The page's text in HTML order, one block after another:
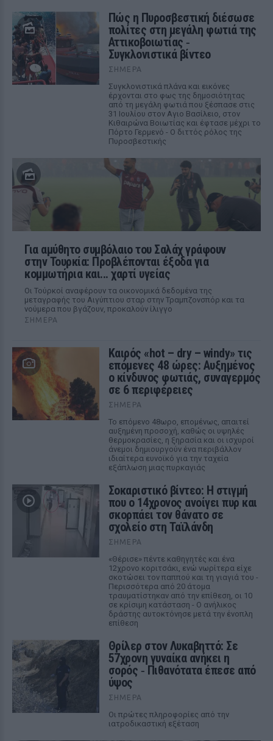
Πώς η Πυροσβεστική διέσωσε
πολίτες στη μεγάλη φωτιά της
Αττικοβοιωτίας ‑
Συγκλονιστικά βίντεο
ΣΉΜΕΡΑ
Συγκλονιστικά πλάνα και εικόνες
έρχονται στο φως της δημοσιότητας
από τη μεγάλη φωτιά που ξέσπασε στις
31 Ιουλίου στον Αγιο Βασίλειο, στον
Κιθαιρώνα Βοιωτίας και έφτασε μέχρι το
Πόρτο Γερμενό - Ο διττός ρόλος της
Πυροσβεστικής
Για αμύθητο συμβόλαιο του Σαλάχ γράφουν
στην Τουρκία: Προβλέπονται έξοδα για
κομμωτήρια και... χαρτί υγείας
Οι Τούρκοί αναφέρουν τα οικονομικά δεδομένα της
μεταγραφής του Αιγύπτιου σταρ στην Τραμπζονσπόρ και τα
νούμερα που βγάζουν, προκαλούν ίλιγγο
ΣΉΜΕΡΑ
Καιρός «hot – dry – windy» τις
επόμενες 48 ώρες: Αυξημένος
ο κίνδυνος φωτιάς, συναγερμός
σε 6 περιφέρειες
ΣΉΜΕΡΑ
Το επόμενο 48ωρο, επομένως, απαιτεί
αυξημένη προσοχή, καθώς οι υψηλές
θερμοκρασίες, η ξηρασία και οι ισχυροί
άνεμοι δημιουργούν ένα περιβάλλον
ιδιαίτερα ευνοϊκό για την ταχεία
εξάπλωση μιας πυρκαγιάς
Σοκαριστικό βίντεο: Η στιγμή
που ο 14χρονος ανοίγει πυρ και
σκορπάει τον θάνατο σε
σχολείο στη Ταϊλάνδη
ΣΉΜΕΡΑ
«Θέρισε» πέντε καθηγητές και ένα
12χρονο κοριτσάκι, ενώ νωρίτερα είχε
σκοτώσει τον παππού και τη γιαγιά του -
Περισσότερα από 20 άτομα
τραυματίστηκαν από την επίθεση, οι 10
σε κρίσιμη κατάσταση - Ο ανήλικος
δράστης αυτοκτόνησε μετά την ένοπλη
επίθεση
Θρίλερ στον Λυκαβηττό: Σε
57χρονη γυναίκα ανήκει η
σορός ‑ Πιθανότατα έπεσε από
ύψος
ΣΉΜΕΡΑ
Οι πρώτες πληροφορίες από την
ιατροδικαστική εξέταση